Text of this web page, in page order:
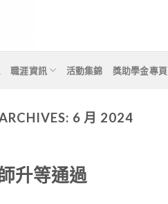
職涯資訊 活動集錦 獎助學金專頁
6 月 2024
升等通過